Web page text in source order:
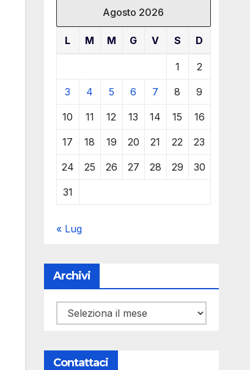
Agosto 2026
L M M G V S D
1 2
3 4 5 6 7 8 9
10 11 12 13 14 15 16
17 18 19 20 21 22 23
24 25 26 27 28 29 30
31
« Lug
Archivi
Archivi
Contattaci